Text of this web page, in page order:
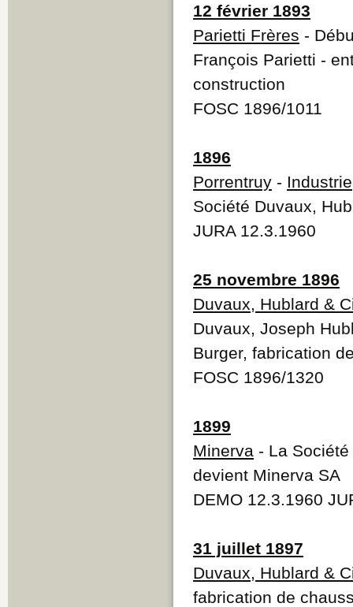
12 février 1893
Parietti Frères -
François Parietti -
construction
FOSC 1896/1011
1896
Porrentruy - Industrie
Société Duvaux,
JURA 12.3.1960
25 novembre 1896
Duvaux, Hublard &
Duvaux, Joseph
Burger, fabrication
FOSC 1896/1320
1899
Minerva - La
devient Minerva SA
DEMO 12.3.1960
31 juillet 1897
Duvaux, Hublard &
fabrication de